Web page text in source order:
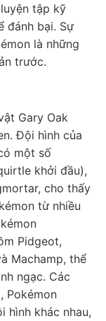
tập kỹ
đánh bại. Sự
là những
trước.
Gary Oak
Đội hình của
một số
khởi đầu),
cho thấy
từ nhiều
Pidgeot,
Machamp, thể
ngạc. Các
Pokémon
hình khác nhau,